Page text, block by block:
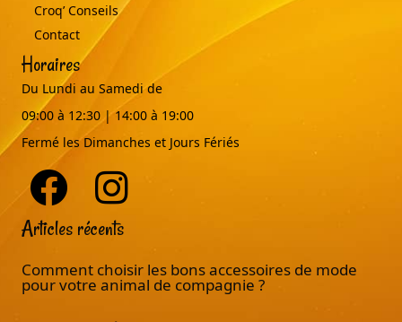
Croq’ Conseils
Contact
Horaires
Du Lundi au Samedi de
09:00 à 12:30 | 14:00 à 19:00
Fermé les Dimanches et Jours Fériés
Articles récents
Comment choisir les bons accessoires de mode
pour votre animal de compagnie ?